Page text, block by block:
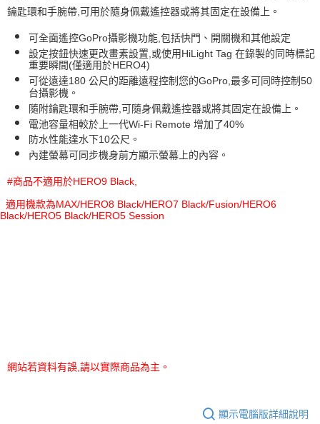
鑰匙環和手腕帶,可用於隨身佩戴遙控器或將其固定在設備上。
可全面遙控GoPro攝影機功能,包括快門、開關機和其他設定
設定按鈕快速更改畫素設置,或使用HiLight Tag 在錄製的同時標記
重要瞬間(僅適用於HERO4)
可從遠達180 公尺的距離遠程控制您的GoPro,最多可同時控制50
台攝影機。
隨附鑰匙環和手腕帶,可隨身佩戴遙控器或將其固定在設備上。
電池容量相較於上一代Wi-Fi Remote 增加了40%
防水性能達水下10公尺。
內建螢幕可同步機身前方顯示螢幕上的內容。
#商品不適用於HERO9 Black,
適用機款為MAX/HERO8 Black/HERO7 Black/Fusion/HERO6
Black/HERO5 Black/HERO5 Session
網站若資料有誤,請以實際商品為主。
顯示電腦版詳細說明